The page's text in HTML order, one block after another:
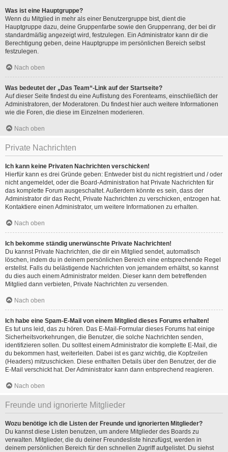
Was ist eine Hauptgruppe?
Wenn du Mitglied in mehr als einer Benutzergruppe bist, dient die
Hauptgruppe dazu, deine Gruppenfarbe sowie den Gruppenrang, der bei dir
standardmäßig angezeigt wird, festzulegen. Ein Administrator kann dir die
Berechtigung geben, deine Hauptgruppe im persönlichen Bereich selbst
festzulegen.
Nach oben
Was bedeutet der „Das Team“-Link auf der Startseite?
Auf dieser Seite findest du eine Auflistung des Forenteams, einschließlich der
Administratoren, der Moderatoren. Du findest hier auch weitere Informationen
wie die Foren, die diese im Einzelnen moderieren.
Nach oben
Private Nachrichten
Ich kann keine Privaten Nachrichten verschicken!
Hierfür kann es drei Gründe geben: Entweder bist du nicht registriert und / oder
nicht angemeldet, oder die Board-Administration hat Private Nachrichten für
das komplette Forum ausgeschaltet. Außerdem könnte es sein, dass der
Administrator dir das Recht, Private Nachrichten zu verschicken, entzogen hat.
Kontaktiere einen Administrator, um weitere Informationen zu erhalten.
Nach oben
Ich bekomme ständig unerwünschte Private Nachrichten!
Du kannst Private Nachrichten, die dir ein Mitglied sendet, automatisch
löschen, indem du in deinem persönlichen Bereich eine entsprechende Regel
erstellst. Falls du belästigende Nachrichten von jemandem erhältst, so kannst
du dies auch einem Administrator melden. Dieser kann dem betreffenden
Mitglied dann verbieten, Private Nachrichten zu versenden.
Nach oben
Ich habe eine Spam-E-Mail von einem Mitglied dieses Forums erhalten!
Es tut uns leid, das zu hören. Das E-Mail-Formular dieses Forums hat einige
Sicherheitsvorkehrungen, die Benutzer, die solche Nachrichten senden,
identifizieren sollen. Du solltest einem Administrator die komplette E-Mail, die
du bekommen hast, weiterleiten. Dabei ist es ganz wichtig, die Kopfzeilen
(Headers) mitzuschicken. Diese enthalten Details über den Benutzer, der die
E-Mail verschickt hat. Der Administrator kann dann entsprechend reagieren.
Nach oben
Freunde und ignorierte Mitglieder
Wozu benötige ich die Listen der Freunde und ignorierten Mitglieder?
Du kannst diese Listen benutzen, um andere Mitglieder des Boards zu
verwalten. Mitglieder, die du deiner Freundesliste hinzufügst, werden in
deinem persönlichen Bereich für den schnellen Zugriff aufgelistet. Du siehst